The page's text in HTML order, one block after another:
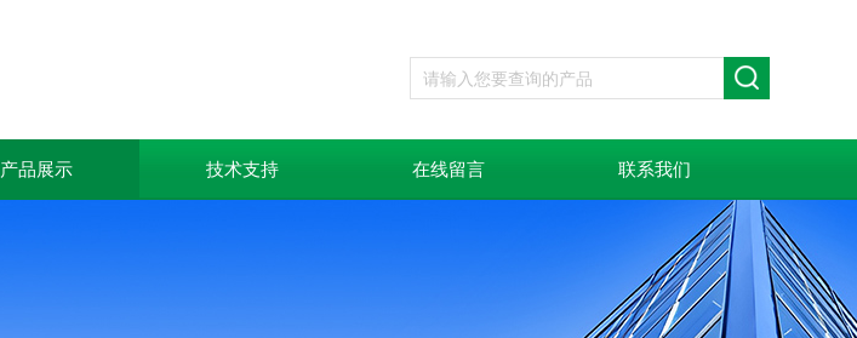
产品展示 技术支持 在线留言 联系我们